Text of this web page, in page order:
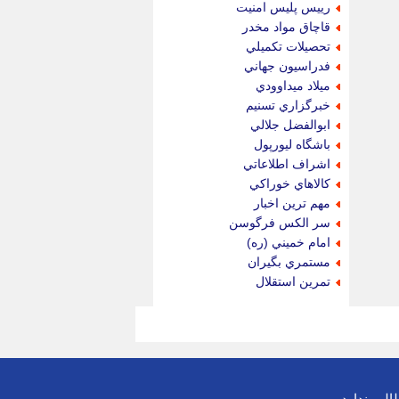
رييس پليس امنيت
قاچاق مواد مخدر
تحصيلات تكميلي
فدراسيون جهاني
ميلاد ميداوودي
خبرگزاري تسنيم
ابوالفضل جلالي
باشگاه ليورپول
اشراف اطلاعاتي
كالاهاي خوراكي
مهم ترين اخبار
سر الكس فرگوسن
امام خميني (ره)
مستمري بگيران
تمرين استقلال